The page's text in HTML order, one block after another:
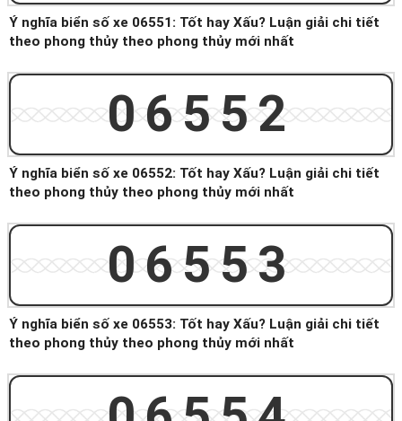
Ý nghĩa biển số xe 06551: Tốt hay Xấu? Luận giải chi tiết
theo phong thủy theo phong thủy mới nhất
06552
Ý nghĩa biển số xe 06552: Tốt hay Xấu? Luận giải chi tiết
theo phong thủy theo phong thủy mới nhất
06553
Ý nghĩa biển số xe 06553: Tốt hay Xấu? Luận giải chi tiết
theo phong thủy theo phong thủy mới nhất